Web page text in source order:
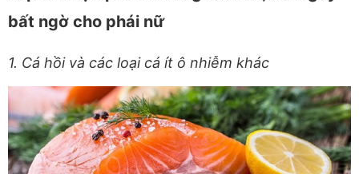
bất ngờ cho phái nữ
1. Cá hồi và các loại cá ít ô nhiễm khác